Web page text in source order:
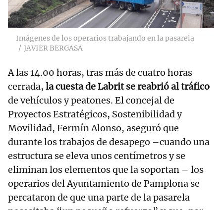
Imágenes de los operarios trabajando en la pasarela
JAVIER BERGASA
A las 14.00 horas, tras más de cuatro horas
cerrada, la cuesta de Labrit se reabrió al tráfico
de vehículos y peatones. El concejal de
Proyectos Estratégicos, Sostenibilidad y
Movilidad, Fermín Alonso, aseguró que
durante los trabajos de desapego –cuando una
estructura se eleva unos centímetros y se
eliminan los elementos que la soportan – los
operarios del Ayuntamiento de Pamplona se
percataron de que una parte de la pasarela